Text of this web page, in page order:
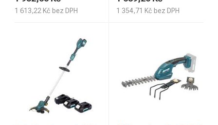
1 613,22 Kč bez DPH 1 354,71 Kč bez DPH